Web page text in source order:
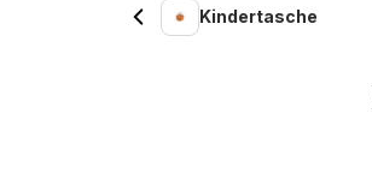
Kindertasche